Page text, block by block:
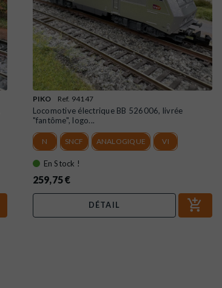
PIKO Ref. 94147
Locomotive électrique BB 526006, livrée
"fantôme", logo...
N SNCF ANALOGIQUE VI
En Stock !
259,75 €
DÉTAIL